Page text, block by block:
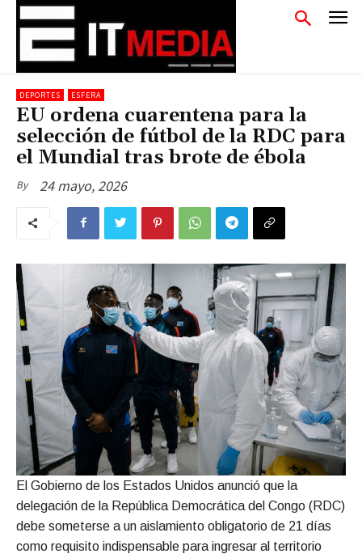
DEPORTES ESFERA
EU ordena cuarentena para la
selección de fútbol de la RDC para
el Mundial tras brote de ébola
By 24 mayo, 2026
El Gobierno de los Estados Unidos anunció que la
delegación de la República Democrática del Congo (RDC)
debe someterse a un aislamiento obligatorio de 21 días
como requisito indispensable para ingresar al territorio